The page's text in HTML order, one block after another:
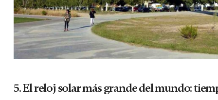
5. El reloj solar más grande del mundo: